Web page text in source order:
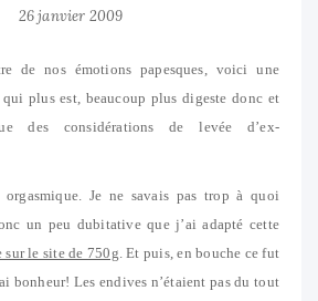
26 janvier 2009
de nos émotions papesques, voici une
plus est, beaucoup plus digeste donc et
des considérations de levée d’ex-
Je ne savais pas trop à quoi
un peu dubitative que j’ai adapté cette
sur le site de 750g. Et puis, en bouche ce fut
bonheur! Les endives n’étaient pas du tout